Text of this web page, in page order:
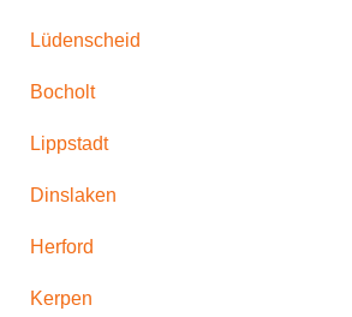
Lüdenscheid
Bocholt
Lippstadt
Dinslaken
Herford
Kerpen